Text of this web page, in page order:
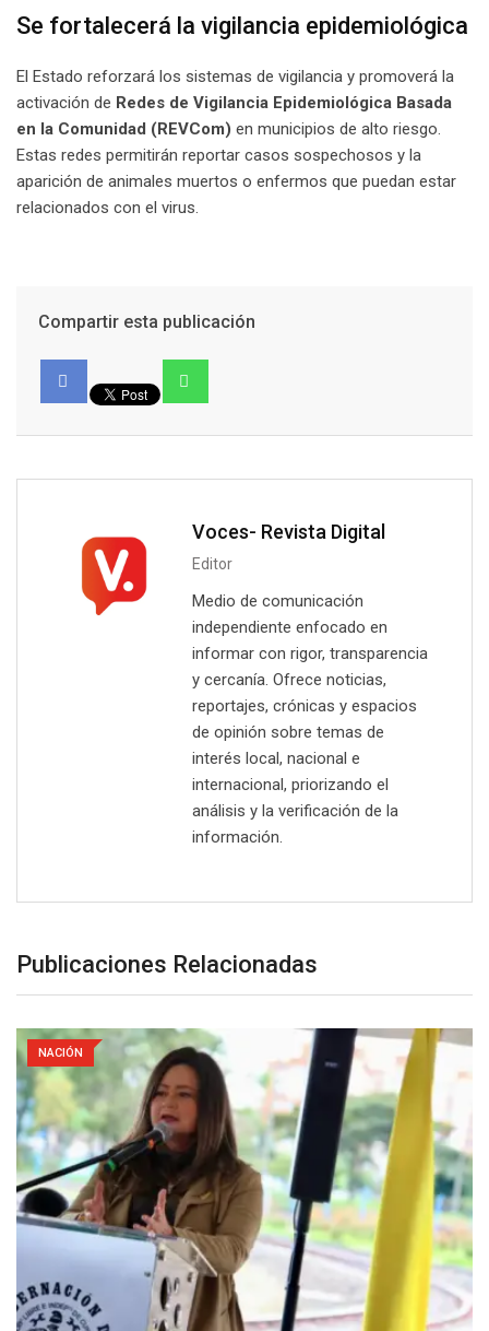
Se fortalecerá la vigilancia epidemiológica
El Estado reforzará los sistemas de vigilancia y promoverá la
activación de Redes de Vigilancia Epidemiológica Basada
en la Comunidad (REVCom) en municipios de alto riesgo.
Estas redes permitirán reportar casos sospechosos y la
aparición de animales muertos o enfermos que puedan estar
relacionados con el virus.
Compartir esta publicación
Voces- Revista Digital
Editor
Medio de comunicación
independiente enfocado en
informar con rigor, transparencia
y cercanía. Ofrece noticias,
reportajes, crónicas y espacios
de opinión sobre temas de
interés local, nacional e
internacional, priorizando el
análisis y la verificación de la
información.
Publicaciones Relacionadas
NACIÓN